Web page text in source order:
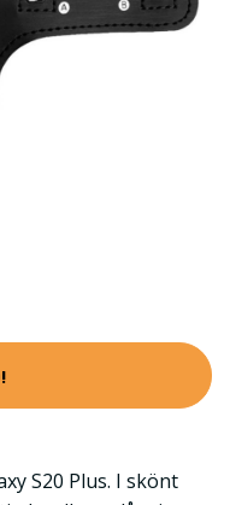
S20 Plus. I skönt